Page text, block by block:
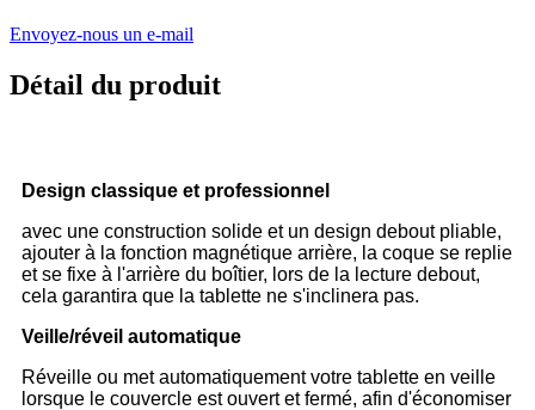
Envoyez-nous un e-mail
Détail du produit
Design classique et professionnel
avec une construction solide et un design debout pliable,
ajouter à la fonction magnétique arrière, la coque se replie
et se fixe à l'arrière du boîtier, lors de la lecture debout,
cela garantira que la tablette ne s'inclinera pas.
Veille/réveil automatique
Réveille ou met automatiquement votre tablette en veille
lorsque le couvercle est ouvert et fermé, afin d'économiser